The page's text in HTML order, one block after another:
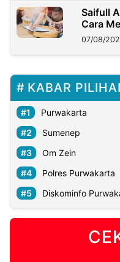
Saifull
Cara
07/08/
KABAR
Purwakarta
Sumenep
Om Zein
Polres Purwakarta
Diskominfo